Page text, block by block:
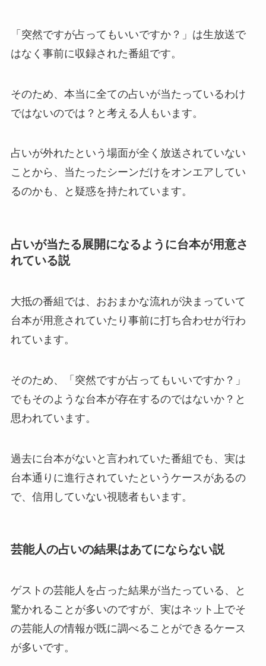
「突然ですが占ってもいいですか？」は生放送で
はなく事前に収録された番組です。
そのため、本当に全ての占いが当たっているわけ
ではないのでは？と考える人もいます。
占いが外れたという場面が全く放送されていない
ことから、当たったシーンだけをオンエアしてい
るのかも、と疑惑を持たれています。
占いが当たる展開になるように台本が用意さ
れている説
大抵の番組では、おおまかな流れが決まっていて
台本が用意されていたり事前に打ち合わせが行わ
れています。
そのため、「突然ですが占ってもいいですか？」
でもそのような台本が存在するのではないか？と
思われています。
過去に台本がないと言われていた番組でも、実は
台本通りに進行されていたというケースがあるの
で、信用していない視聴者もいます。
芸能人の占いの結果はあてにならない説
ゲストの芸能人を占った結果が当たっている、と
驚かれることが多いのですが、実はネット上でそ
の芸能人の情報が既に調べることができるケース
が多いです。